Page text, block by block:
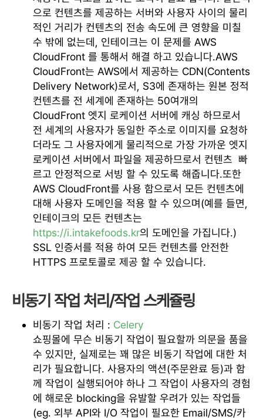
으로 컨텐츠를 제공하는 서버와 사용자 사이의 물리
적인 거리가 컨텐츠의 전송 속도에 큰 영향을 미칠
수 밖에 없는데, 인테이크는 이 문제를 AWS
CloudFront 를 통해서 해결 하고 있습니다.AWS
CloudFront는 AWS에서 제공하는 CDN(Contents
Delivery Network)로서, S3에 존재하는 원본 정적
컨텐츠를 전 세계에 존재하는 50여개의
CloudFront 엣지 로케이션 서버에 캐싱 하므로서
전 세계의 사용자가 동일한 주소로 이미지를 요청하
더라도 그 사용자에게 물리적으로 가장 가까운 엣지
로케이션 서버에서 파일을 제공하므로서 컨텐츠 빠
르고 안정적으로 서빙 할 수 있도록 해줍니다.또한
AWS CloudFront를 사용 함으로서 모든 컨텐츠에
대해 사용자 도메인을 적용 할 수 있으며(예를 들면,
인테이크의 모든 컨텐츠는
https://i.intakefoods.kr의 도메인을 가집니다.)
SSL 인증서를 적용 하여 모든 컨텐츠를 안전한
HTTPS 프로토콜로 제공 할 수 있습니다.
비동기 작업 처리/작업 스케쥴링
비동기 작업 처리 : Celery
쇼핑몰에 무슨 비동기 작업이 필요할까 의문을 품을
수 있지만, 실제로는 꽤 많은 비동기 작업에 대한 처
리가 필요합니다. 사용자의 액션(주문완료 등)과 함
께 작업이 실행되어야 하나 그 작업이 사용자의 경험
에 해로운 blocking을 유발할 우려가 있는 작업들
(eg. 외부 API와 I/O 작업이 필요한 Email/SMS/카